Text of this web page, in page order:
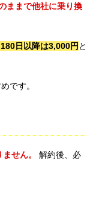
ままで他社に乗り換
日以降は3,000円と
です。
せん。
解約後、必